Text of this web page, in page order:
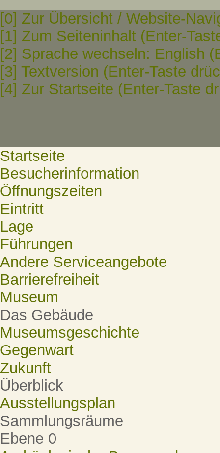
[0] Zur Übersicht / Website-
[1] Zum Seiteninhalt (Enter-
[2] Sprache wechseln: English
[3] Textversion (Enter-Taste
[4] Zur Startseite (Enter-Taste
Startseite
Besucherinformation
Öffnungszeiten
Eintritt
Lage
Führungen
Andere Serviceangebote
Barrierefreiheit
Museum
Das Gebäude
Museumsgeschichte
Gegenwart
Zukunft
Überblick
Ausstellungsplan
Sammlungsräume
Ebene 0